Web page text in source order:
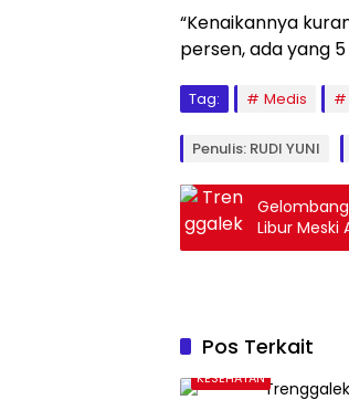
“Kenaikannya
persen, ada yang
Tag: Medis
Penulis: RUDI YUNI
Libur Meski
Pos Terkait
KESEHATAN